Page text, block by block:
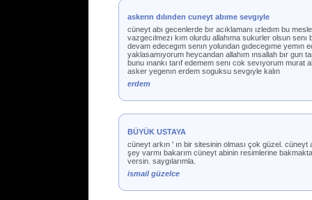
askerın dılınden cuneyt abıme sevgıyle
cüneyt abı gecenlerde bır acıklamanı ızledım bu
vazgecılmezı kım olurdu allahıma sukurler olsun senı
devam edecegım senın yolundan gıdecegıme yemın
yaklasamıyorum heycandan allahım ınsallah bır gun
bunu ınankı tarıf edemem senı cok sevıyorum murat
asker yegenın erdem soguksu sevgıyle kalın
erdem
BÜYÜK USTAYA
cüneyt arkın ' ın bir sitesinin olması çok güzel. cüneyt
şey varmı bakarım cüneyt abinin resimlerine
versin. saygılarımla.
ismail güzelce